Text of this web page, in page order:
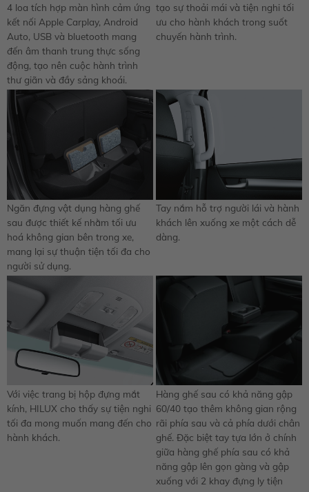
4 loa tích hợp màn hình cảm ứng
kết nối Apple Carplay, Android
Auto, USB và bluetooth mang
đến âm thanh trung thực sống
động, tạo nên cuộc hành trình
thư giãn và đầy sảng khoái.
tạo sự thoải mái và tiện nghi tối
ưu cho hành khách trong suốt
chuyến hành trình.
Ngăn đựng vật dụng hàng ghế
sau được thiết kế nhằm tối ưu
hoá không gian bên trong xe,
mang lại sự thuận tiện tối đa cho
người sử dụng.
Tay nắm hỗ trợ người lái và hành
khách lên xuống xe một cách dễ
dàng.
Với việc trang bị hộp đựng mắt
kính, HILUX cho thấy sự tiện nghi
tối đa mong muốn mang đến cho
hành khách.
Hàng ghế sau có khả năng gập
60/40 tạo thêm không gian rộng
rãi phía sau và cả phía dưới chân
ghế. Đặc biệt tay tựa lớn ở chính
giữa hàng ghế phía sau có khả
năng gập lên gọn gàng và gập
xuống với 2 khay đựng ly tiện